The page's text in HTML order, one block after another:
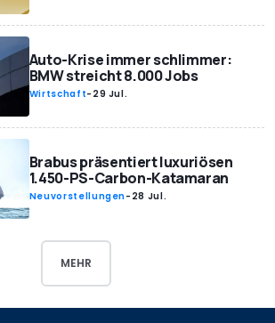
Auto-Krise immer schlimmer:
BMW streicht 8.000 Jobs
Wirtschaft- 29 Jul.
Brabus präsentiert luxuriösen
1.450-PS-Carbon-Katamaran
Neuvorstellungen- 28 Jul.
MEHR